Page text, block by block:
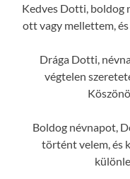
Kedves Dotti, boldog
ott vagy mellettem,
Drága Dotti,
végtelen
Boldog névnapot,
történt velem, és